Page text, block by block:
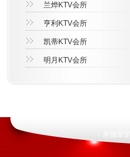
兰烨KTV会所
亨利KTV会所
凯蒂KTV会所
明月KTV会所